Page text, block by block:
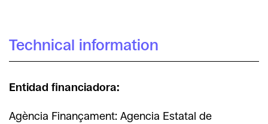
Technical information
Entidad financiadora:
Agència Finançament: Agencia Estatal de